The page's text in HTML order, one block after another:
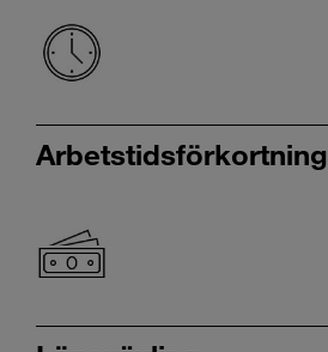
Arbetstidsförkortning